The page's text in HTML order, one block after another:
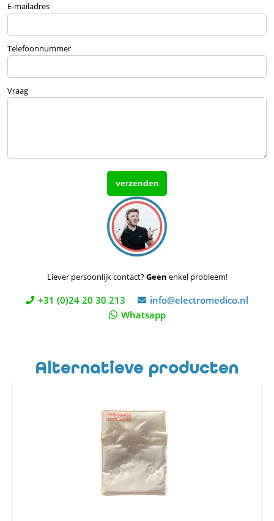
E-mailadres
Telefoonnummer
Vraag
Liever persoonlijk contact?Geen enkel probleem!
+31 (0)24 20 30 213
info@electromedico.nl
Whatsapp
Alternatieve producten